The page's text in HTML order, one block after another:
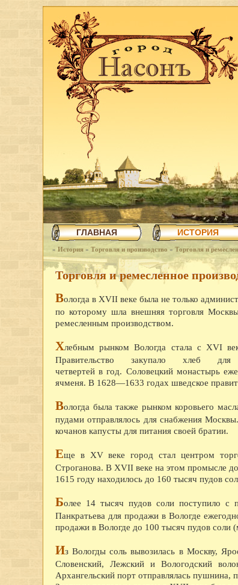
ГЛАВНАЯ ИСТОРИЯ
» История » Торговля и производство » Торговля и
Торговля и ремесленное
Вологда в XVII веке была не только
по которому шла внешняя торговля
ремесленным производством.
Хлебным рынком Вологда стала с XVI
Правительство закупало хлеб
четвертей в год. Соловецкий монастырь
ячменя. В 1628—1633 годах шведское
Вологда была также рынком коровьего
пудами отправлялось для снабжения
кочанов капусты для питания своей братии.
Еще в XV веке город стал центром
Строганова. В XVII веке на этом промысле
1615 году находилось до 160 тысяч пудов
Более 14 тысяч пудов соли поступило с
Панкратьева для продажи в Вологде
продажи в Вологде до 100 тысяч пудов соли
Из Вологды соль вывозилась в Москву,
Словенский, Лежский и Вологодский
Архангельский порт отправлялась пушнина,